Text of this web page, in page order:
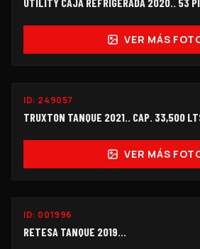
VER MÁS
ID: 249057
TRUXTON TANQUE 2021.. CAP. 33,500
VER MÁS
ID: 001996
RETESA TANQUE 2019...